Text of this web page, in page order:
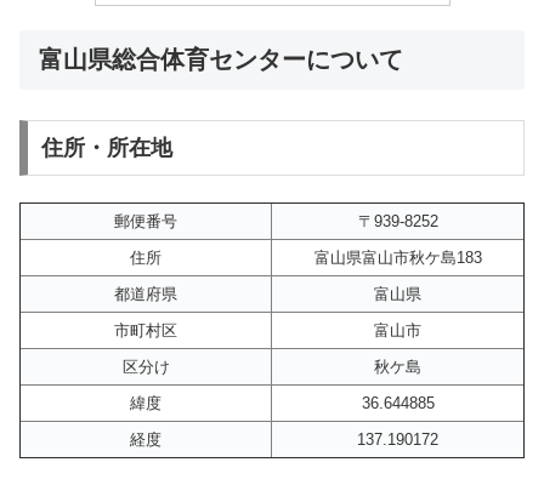
富山県総合体育センターについて
住所・所在地
郵便番号
〒939-8252
住所
富山県富山市秋ケ島183
都道府県
富山県
市町村区
富山市
区分け
秋ケ島
緯度
36.644885
経度
137.190172